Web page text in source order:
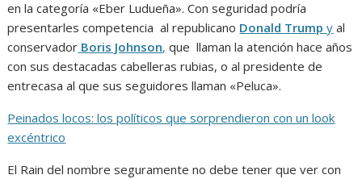
en la categoría «Eber Ludueña». Con seguridad podría
presentarles competencia al republicano Donald Trumpy al
conservador Boris Johnson, que llaman la atención hace años
con sus destacadas cabelleras rubias, o al presidente de
entrecasa al que sus seguidores llaman «Peluca».
Peinados locos: los políticos que sorprendieron con un look
excéntrico
El Rain del nombre seguramente no debe tener que ver con